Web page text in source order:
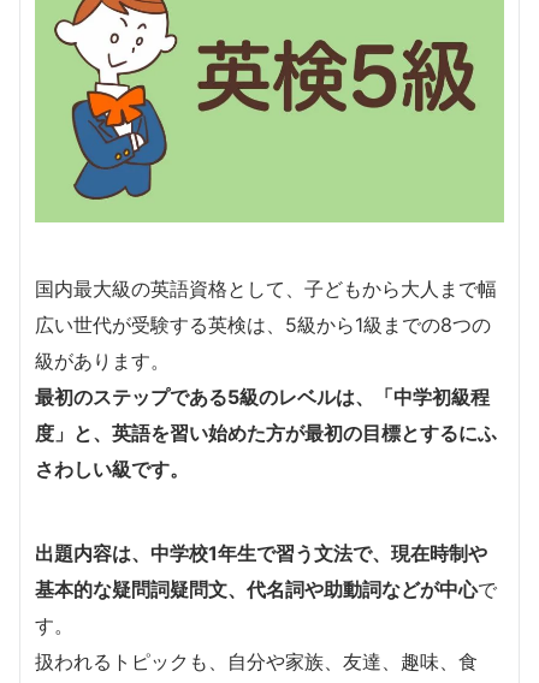
国内最大級の英語資格として、子どもから大人まで幅
広い世代が受験する英検は、5級から1級までの8つの
級があります。
最初のステップである5級のレベルは、「中学初級程
度」 と、英語を習い始めた方が最初の目標とするにふ
さわしい級です。
出題内容は、中学校1年生で習う文法で、現在時制や
基本的な疑問詞疑問文、代名詞や助動詞などが中心で
す。
扱われるトピックも、自分や家族、友達、趣味、食